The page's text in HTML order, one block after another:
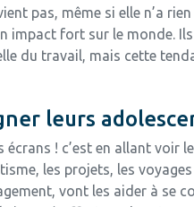
pas, même si elle n’a
impact fort sur le monde.
du travail, mais cette
leurs
! c’est en allant voir
les projets, les
vont les aider à